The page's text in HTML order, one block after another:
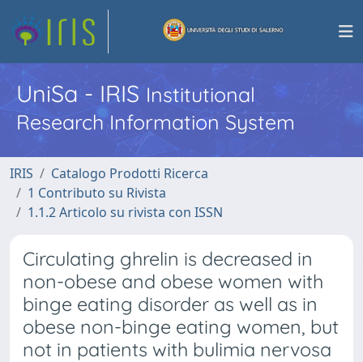
UniSa - IRISInstitutional
Research Information System
IRIS
Catalogo Prodotti Ricerca
1 Contributo su Rivista
1.1.2 Articolo su rivista con ISSN
Circulating ghrelin is decreased in
non-obese and obese women with
binge eating disorder as well as in
obese non-binge eating women, but
not in patients with bulimia nervosa